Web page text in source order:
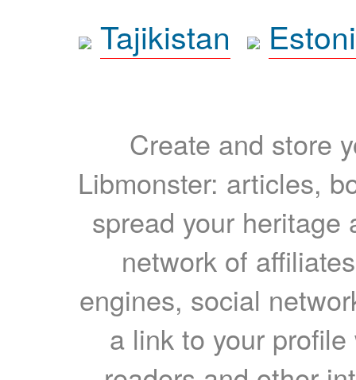
Tajikistan
Create and store
Libmonster: articles,
spread your heritage
network of
engines, social
a link to your